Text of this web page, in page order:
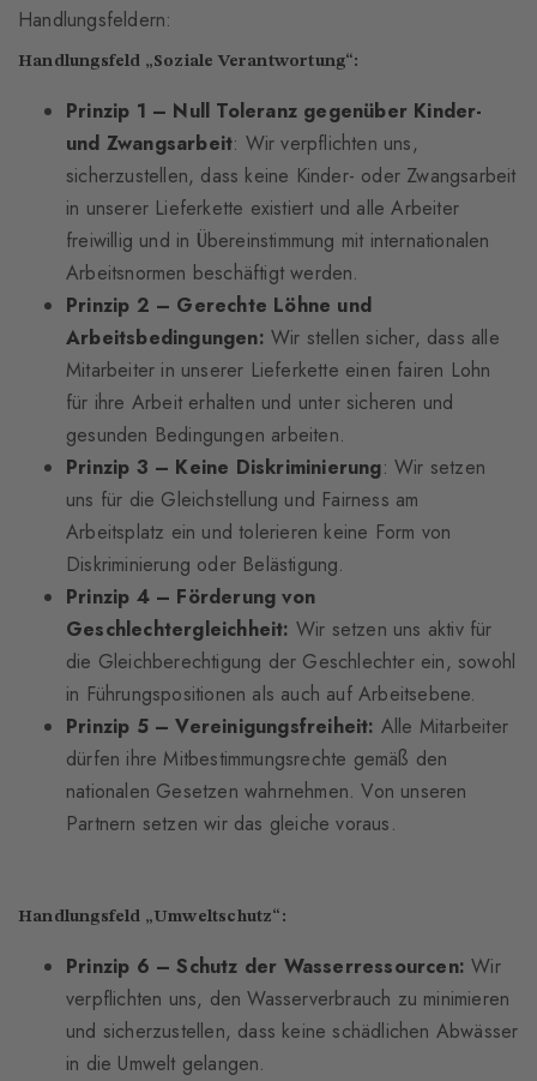
Handlungsfeldern:
Handlungsfeld „Soziale Verantwortung“:
Prinzip 1 – Null Toleranz gegenüber Kinder-
und Zwangsarbeit: Wir verpflichten uns,
sicherzustellen, dass keine Kinder- oder Zwangsarbeit
in unserer Lieferkette existiert und alle Arbeiter
freiwillig und in Übereinstimmung mit internationalen
Arbeitsnormen beschäftigt werden.
Prinzip 2 – Gerechte Löhne und
Arbeitsbedingungen: Wir stellen sicher, dass alle
Mitarbeiter in unserer Lieferkette einen fairen Lohn
für ihre Arbeit erhalten und unter sicheren und
gesunden Bedingungen arbeiten.
Prinzip 3 – Keine Diskriminierung: Wir setzen
uns für die Gleichstellung und Fairness am
Arbeitsplatz ein und tolerieren keine Form von
Diskriminierung oder Belästigung.
Prinzip 4 – Förderung von
Geschlechtergleichheit: Wir setzen uns aktiv für
die Gleichberechtigung der Geschlechter ein, sowohl
in Führungspositionen als auch auf Arbeitsebene.
Prinzip 5 – Vereinigungsfreiheit: Alle Mitarbeiter
dürfen ihre Mitbestimmungsrechte gemäß den
nationalen Gesetzen wahrnehmen. Von unseren
Partnern setzen wir das gleiche voraus.
Handlungsfeld „Umweltschutz“:
Prinzip 6 – Schutz der Wasserressourcen: Wir
verpflichten uns, den Wasserverbrauch zu minimieren
und sicherzustellen, dass keine schädlichen Abwässer
in die Umwelt gelangen.